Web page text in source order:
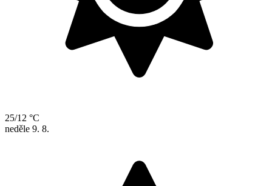
25/12 °C
neděle 9. 8.